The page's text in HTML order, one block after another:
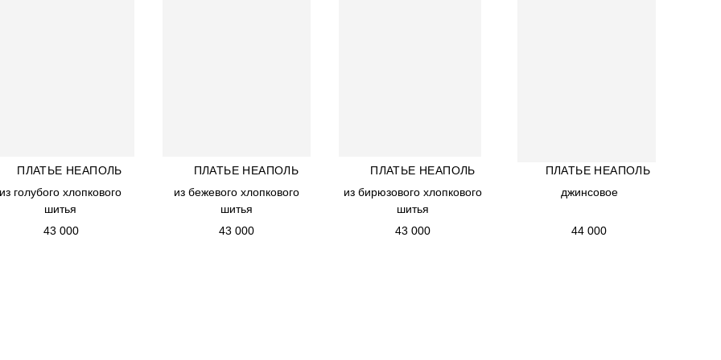
ПЛАТЬЕ НЕАПОЛЬ ПЛАТЬЕ НЕАПОЛЬ ПЛАТЬЕ НЕАПОЛЬ ПЛАТЬЕ НЕАПОЛЬ
43 000
из бежевого хлопкового
шитья
43 000
43 000 44 000
из голубого хлопкового
шитья
из бирюзового хлопкового
шитья
джинсовое
ПЛАТЬЕ НЕАПОЛЬ ПЛАТЬЕ НЕАПОЛЬ ПЛАТЬЕ НЕАПОЛЬ
ПЛАТЬЕ НЕАПОЛЬ
из голубого хлопкового
шитья
из бежевого хлопкового
шитья
из бирюзового хлопкового
шитья
43 000
43 000
43 000
джинсовое
44 000